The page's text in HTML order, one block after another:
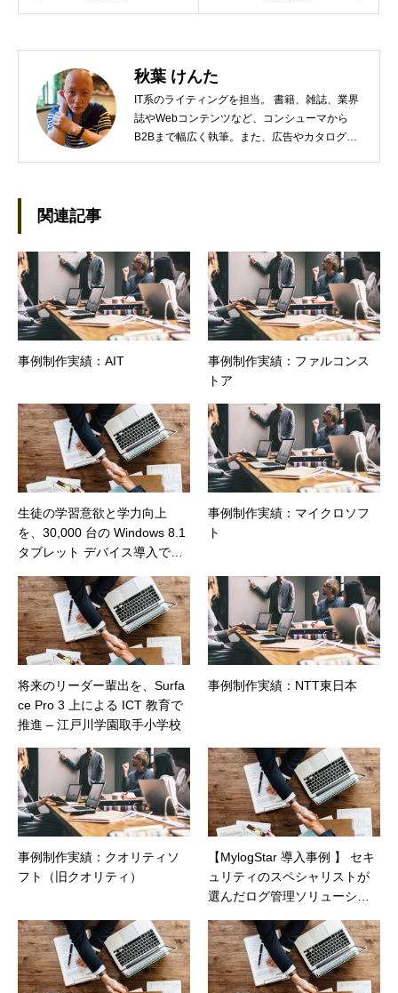
秋葉 けんた
IT系のライティングを担当。 書籍、雑誌、業界
誌やWebコンテンツなど、コンシューマから
B2Bまで幅広く執筆。また、広告やカタログ、
ージ（SAN/NAS/LTO/SASなど）、セキュリテ
ィ（BIOS/UTM/情報漏えい対策/デザスタリカバ
リ/内部統制・コンプライアンス/ネットワーク
セキュリティ/メールセキュリティなど）、ネッ
トワーク（KVMスイッチ/グループウェア/サー
バ/資産管理/シンクライアント/ホスティングな
ど）、その他（.NET/BI/カタログ/各種戦略/導入
事例/パートナー取材など）…ほか、多数執筆。
関連記事
事例制作実績：AIT
事例制作実績：ファルコンス
トア
生徒の学習意欲と学力向上
を、30,000 台の Windows 8.1
タブレット デバイス導入で実
事例制作実績：マイクロソフ
ト
将来のリーダー輩出を、Surfa
ce Pro 3 上による ICT 教育で
推進 – 江戸川学園取手小学校
事例制作実績：NTT東日本
事例制作実績：クオリティソ
フト（旧クオリティ）
【MylogStar 導入事例 】 セキ
ュリティのスペシャリストが
選んだログ管理ソリューショ